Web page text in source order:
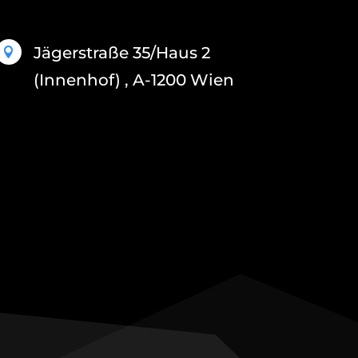

Jägerstraße 35/Haus 2
(Innenhof) , A-1200 Wien